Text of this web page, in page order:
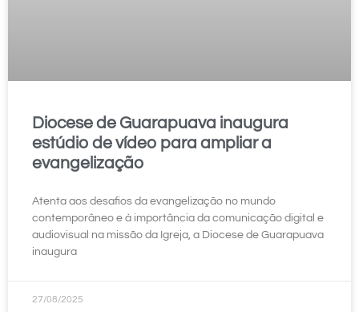
Diocese de Guarapuava inaugura
estúdio de vídeo para ampliar a
evangelização
Atenta aos desafios da evangelização no mundo
contemporâneo e à importância da comunicação digital e
audiovisual na missão da Igreja, a Diocese de Guarapuava
inaugura
27/08/2025